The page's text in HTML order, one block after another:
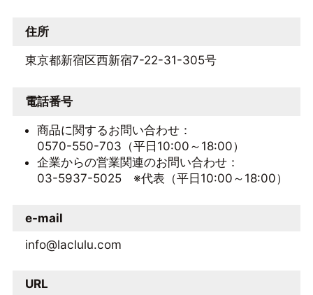
住所
東京都新宿区西新宿7-22-31-305号
電話番号
商品に関するお問い合わせ：
0570-550-703（平日10:00～18:00）
企業からの営業関連のお問い合わせ：
03-5937-5025 ※代表（平日10:00～18:00）
e-mail
info@laclulu.com
URL